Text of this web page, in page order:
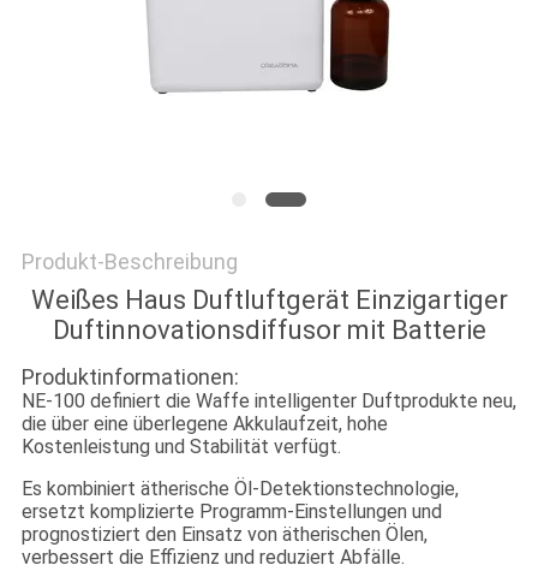
DATENSCHUTZRICHTLINIE
Produkt-Beschreibung
Weißes Haus Duftluftgerät Einzigartiger
Duftinnovationsdiffusor mit Batterie
Produktinformationen:
NE-100 definiert die Waffe intelligenter Duftprodukte neu,
die über eine überlegene Akkulaufzeit, hohe
Kostenleistung und Stabilität verfügt.
Es kombiniert ätherische Öl-Detektionstechnologie,
ersetzt komplizierte Programm-Einstellungen und
prognostiziert den Einsatz von ätherischen Ölen,
verbessert die Effizienz und reduziert Abfälle.